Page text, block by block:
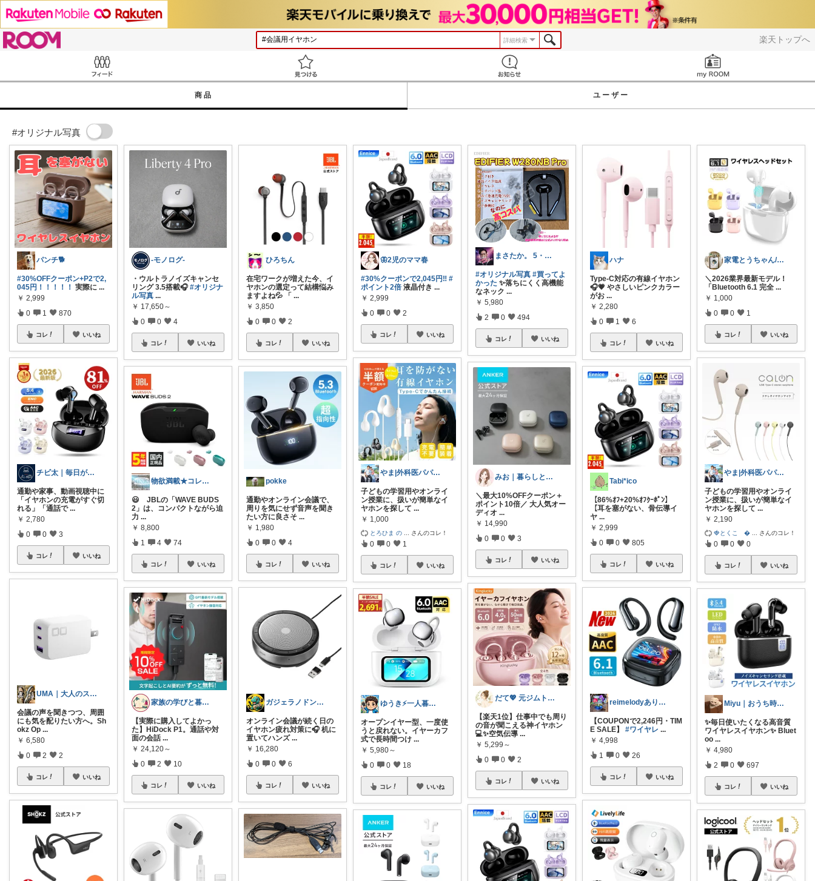
楽天トップへ
詳細検索
商品 ユーザー
#オリジナル写真
パンチ🐕
#30%OFFクーポン+P2で2,
045円！！！！！ 実際に ...
￥ 2,999
0 1 870
コレ いいね
チビ太｜毎日がラクになる快適生活💡
通勤や家事、動画視聴中に
「イヤホンの充電がすぐ切
れる」「通話で ...
￥ 2,780
0 0 3
コレ いいね
UMA｜大人のスニーカーと仕事道具
会議の声を聞きつつ、周囲
にも気を配りたい方へ。Sh
okz Op ...
￥ 6,580
0 2 2
コレ いいね
-モノログ-
・ウルトラノイズキャンセ
リング 3.5搭載🎧#オリジナ
ル写真 ...
￥ 17,650～
0 0 4
コレ いいね
物欲満載★コレクションは商品分類別です★
😃 JBLの「WAVE BUDS
2」は、コンパクトながら迫
力 ...
￥ 8,800
1 4 74
コレ いいね
家族の学びと暮らし｜買ってよかった
【実際に購入してよかっ
た】HiDock P1。通話や対
面の会話 ...
￥ 24,120～
0 2 10
コレ いいね
ひろちん
在宅ワークが増えた今、イ
ヤホンの選定って結構悩み
ますよね💦 「 ...
￥ 3,850
0 0 2
コレ いいね
pokke
通勤やオンライン会議で、
周りを気にせず音声を聞き
たい方に良さそ ...
￥ 1,980
0 0 4
コレ いいね
ガジェラノドン🦖｜AI・ガジェット
オンライン会議が続く日の
イヤホン疲れ対策に🎧 机に
置いてハンズ ...
￥ 16,280
0 0 6
コレ いいね
🦋2児のママ春
#30%クーポンで2,045円‼️ #
ポイント2倍 液晶付き ...
￥ 2,999
0 0 2
コレ いいね
やま|外科医パパ、看護師ママ、娘
子どもの学習用やオンライ
ン授業に、扱いが簡単なイ
ヤホンを探して ...
￥ 1,000
とろひま の さんのコレ！
0 0 1
コレ いいね
ゆうき⚡一人暮らしのQOL投資
オープンイヤー型、一度使
うと戻れない。イヤーカフ
式で長時間つけ ...
￥ 5,980～
0 0 18
コレ いいね
まさたか。 5・6日の経由購入感謝🙏
#オリジナル写真 #買ってよ
かった ✨落ちにくく高機能
なネック ...
￥ 5,980
2 0 494
コレ いいね
みお｜暮らしと美容記録
＼最大10%OFFクーポン＋
ポイント10倍／ 大人気オー
ディオ ...
￥ 14,990
0 0 3
コレ いいね
だて💖 元ジムトレーナーママ子育て美容
【楽天1位】仕事中でも周り
の音が聞こえる神イヤホン
💻✨空気伝導 ...
￥ 5,299～
0 0 2
コレ いいね
ハナ
Type-C対応の有線イヤホン
🎧💗 やさしいピンクカラー
がお ...
￥ 2,280
0 1 6
コレ いいね
Tabi*ico
【86%ｵﾌ+20%ｵﾌｸｰﾎﾟﾝ】
【耳を塞がない、骨伝導イ
ヤ ...
￥ 2,999
0 0 805
コレ いいね
reimelodyありがとうございます
【COUPONで2,246円・TIM
E SALE】#ワイヤレ ...
￥ 4,998
1 0 26
コレ いいね
家電とうちゃん/2児のパパ✨️購入感謝！
​＼2026業界最新モデル！
「Bluetooth 6.1 完全 ...
￥ 1,000
0 0 1
コレ いいね
やま|外科医パパ、看護師ママ、娘
子どもの学習用やオンライ
ン授業に、扱いが簡単なイ
ヤホンを探して ...
￥ 2,190
🍓とくこ  さんのコレ！
0 0 0
コレ いいね
Miyu｜おうち時間の小さな幸せ🌸
✨毎日使いたくなる高音質
ワイヤレスイヤホン✨ Bluet
oo ...
￥ 4,980
2 0 697
コレ いいね